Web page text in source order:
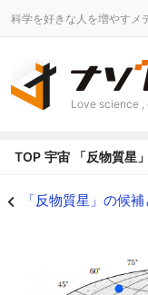
科学を好きな人を増やすメ
Love science ,
TOP 宇宙 「反物質星
「反物質星」の候